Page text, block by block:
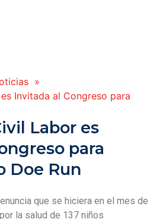
»
Invitada al Congreso para
Labor es
para
Doe Run
que se hiciera en el mes de
la salud de 137 niños